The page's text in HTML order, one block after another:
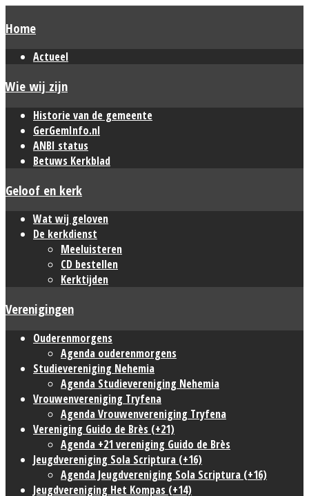
Home
Actueel
Wie wij zijn
Historie van de gemeente
GerGemInfo.nl
ANBI status
Betuws Kerkblad
Geloof en kerk
Wat wij geloven
De kerkdienst
Meeluisteren
CD bestellen
Kerktijden
Verenigingen
Ouderenmorgens
Agenda ouderenmorgens
Studievereniging Nehemia
Agenda Studievereniging Nehemia
Vrouwenvereniging Tryfena
Agenda Vrouwenvereniging Tryfena
Vereniging Guido de Brès (+21)
Agenda +21 vereniging Guido de Brès
Jeugdvereniging Sola Scriptura (+16)
Agenda Jeugdvereniging Sola Scriptura (+16)
Jeugdvereniging Het Kompas (+14)